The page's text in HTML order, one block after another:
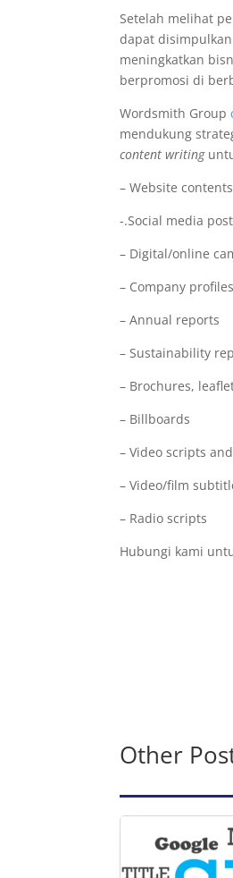
Setelah melihat
dapat
meningkatkan
berpromosi di
Wordsmith Group
mendukung
content writing
– Website contents
-.Social media
– Digital/online
– Company profiles
– Annual reports
– Sustainability
– Brochures,
– Billboards
– Video scripts
– Video/film
– Radio scripts
Hubungi kami
Other